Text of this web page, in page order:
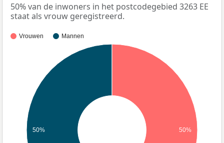
50% van de inwoners in het postcodegebied 3263 EE
staat als vrouw geregistreerd.
Vrouwen Mannen
50% 50%